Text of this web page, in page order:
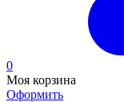
0
Моя корзина
Оформить